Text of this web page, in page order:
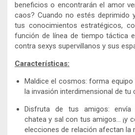
beneficios o encontrarán el amor
caos? Cuando no estés deprimido
tus conocimientos estratégicos,
función de línea de tiempo táctica
contra sexys supervillanos y sus
Características:
Maldice el cosmos: forma
la invasión interdimensional de tu
Disfruta de tus amigos:
chatea y sal con tus amigos… ¡y
elecciones de relación afectan la